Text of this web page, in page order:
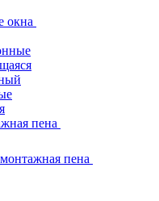
окна
пена
пена